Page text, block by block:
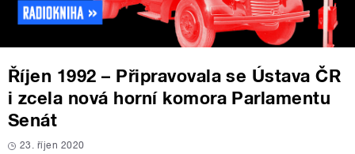
Říjen 1992 – Připravovala se Ústava ČR
i zcela nová horní komora Parlamentu
Senát
23. říjen 2020